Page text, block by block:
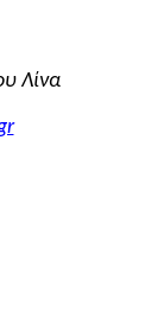
Λίνα